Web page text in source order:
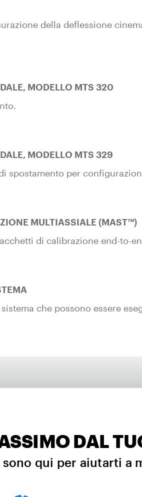
della deflessione
MODELLO MTS 320
MODELLO MTS 329
spostamento per
MULTIASSIALE (MAST™)
di calibrazione end-to-
che possono essere
DAL
qui per aiutarti a